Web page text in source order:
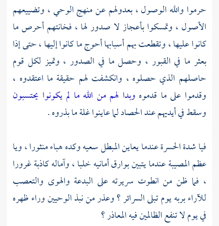
حرموا والله الوصول ، بعدولهم عن منهج الوحي ، وتضييعهم
الأصول ، وتمسكوا بأعجاز لا صدور لها ، فخانتهم أحرص ما
كانوا عليها ، وتقطعت بهم أسبابها أحوج ما كانوا إليها ، حتى إذا
بعثر ما في القبور ، وحصل ما في الصدور ، وتميز لكل قوم
حاصلهم الذي حصلوه ، وانكشفت لهم حقيقة ما اعتقدوه ،
وقدموا على ما قدموه وبدا لهم من الله ما لم يكونوا يحتسبون
وسقط في أيديهم عند الحصاد لما عاينوا غلة ما بذروه .
فيا شدة الحسرة عندما يعاين المبطل سعيه وكده هباء منثورا ، ويا
عظم المصيبة عندما يتبين بوارق أمانيه خلبا ، وآماله كاذبة غرورا
، فما ظن من انطوت سريرته على البدعة والهوى والتعصب
للآراء بربه يوم تبلى السرائر ؟ وعذر من نبذ الوحيين وراء ظهره
في يوم لا تنفع الظالمين فيه المعاذر ؟